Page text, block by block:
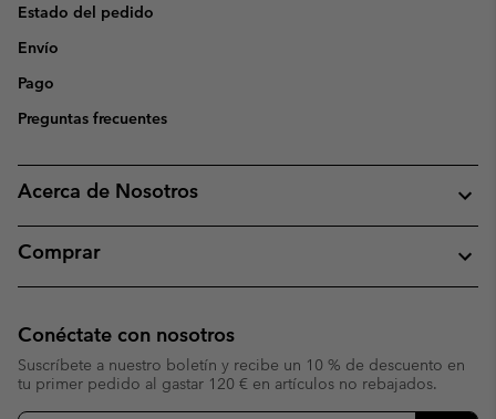
Estado del pedido
Envío
Pago
Preguntas frecuentes
Acerca de Nosotros
Comprar
Conéctate con nosotros
Suscríbete a nuestro boletín y recibe un 10 % de descuento en
tu primer pedido al gastar 120 € en artículos no rebajados.